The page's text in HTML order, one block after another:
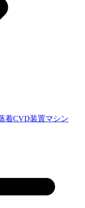
着CVD装置マシン